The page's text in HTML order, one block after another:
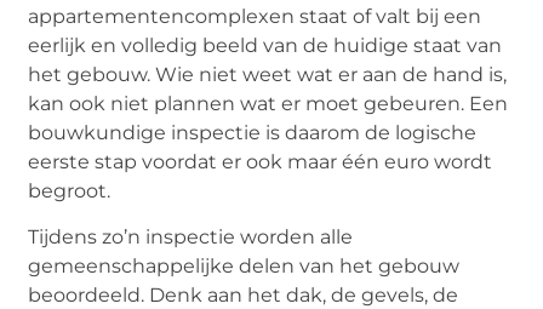
appartementencomplexen staat of valt bij een
eerlijk en volledig beeld van de huidige staat van
het gebouw. Wie niet weet wat er aan de hand is,
kan ook niet plannen wat er moet gebeuren. Een
bouwkundige inspectie is daarom de logische
eerste stap voordat er ook maar één euro wordt
begroot.
Tijdens zo’n inspectie worden alle
gemeenschappelijke delen van het gebouw
beoordeeld. Denk aan het dak, de gevels, de